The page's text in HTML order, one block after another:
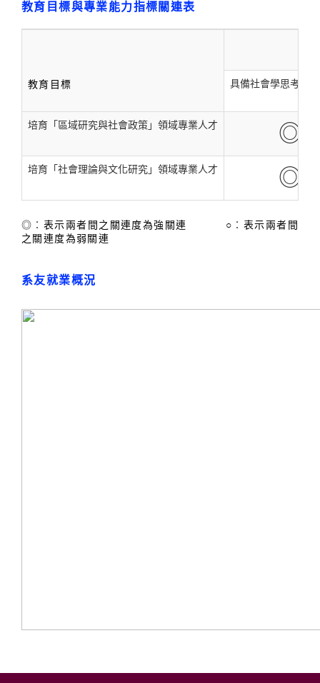
教育目標與專業能力指標關連表
教育目標 具備社會學思考的
培育「區域研究與社會政策」領域專業人才 ◎
培育「社會理論與文化研究」領域專業人才 ◎
◎︰表示兩者間之關連度為強關連 ○︰表示兩者間
之關連度為弱關連
系友就業概況